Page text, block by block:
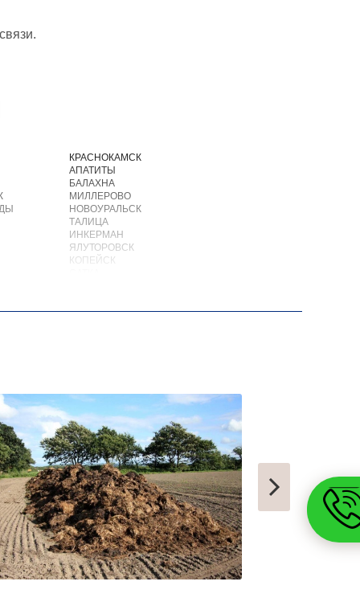
КРАСНОКАМСК
АПАТИТЫ
БАЛАХНА
МИЛЛЕРОВО
НОВОУРАЛЬСК
ТАЛИЦА
ИНКЕРМАН
ЯЛУТОРОВСК
КОПЕЙСК
БИРОБИДЖАН
ЮЖНОУРАЛЬСК
ДЮРТЮЛИ
УЧАЛЫ
ВАЛУЙКИ
УРЮПИНСК
ЧАПЛЫГИН
МОНЧЕГОРСК
БЕЛИНСКИЙ
ПОХВИСТНЕВО
РАССКАЗОВО
МЕГИОН
ТОПКИ
ЗЕЛЕНОГОРСК
ДМИТРОВСК
СКОПИН